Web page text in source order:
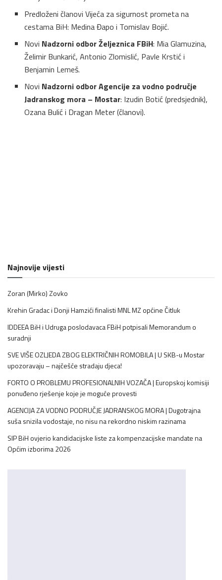
Predloženi članovi Vijeća za sigurnost prometa na
cestama BiH: Medina Đapo i Tomislav Bojić.
Novi Nadzorni odbor Željeznica FBiH: Mia Glamuzina,
Želimir Bunkarić, Antonio Zlomislić, Pavle Krstić i
Benjamin Lemeš.
Novi Nadzorni odbor Agencije za vodno područje
Jadranskog mora – Mostar: Izudin Botić (predsjednik),
Ozana Bulić i Dragan Meter (članovi).
Najnovije vijesti
Zoran (Mirko) Zovko
Krehin Gradac i Donji Hamzići finalisti MNL MZ općine Čitluk
IDDEEA BiH i Udruga poslodavaca FBiH potpisali Memorandum o
suradnji
SVE VIŠE OZLJEDA ZBOG ELEKTRIČNIH ROMOBILA | U SKB-u Mostar
upozoravaju – najčešće stradaju djeca!
FORTO O PROBLEMU PROFESIONALNIH VOZAČA | Europskoj komisiji
ponuđeno rješenje koje je moguće provesti
AGENCIJA ZA VODNO PODRUČJE JADRANSKOG MORA | Dugotrajna
suša snizila vodostaje, no nisu na rekordno niskim razinama
SIP BiH ovjerio kandidacijske liste za kompenzacijske mandate na
Općim izborima 2026